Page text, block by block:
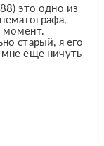
это одно из
момент.
старый, я его
еще ничуть